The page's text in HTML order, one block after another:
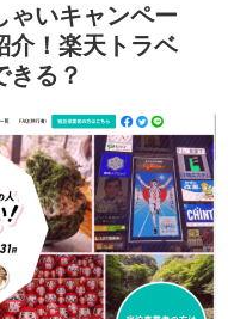
ゃいキャンペー
介！楽天トラベ
きる？